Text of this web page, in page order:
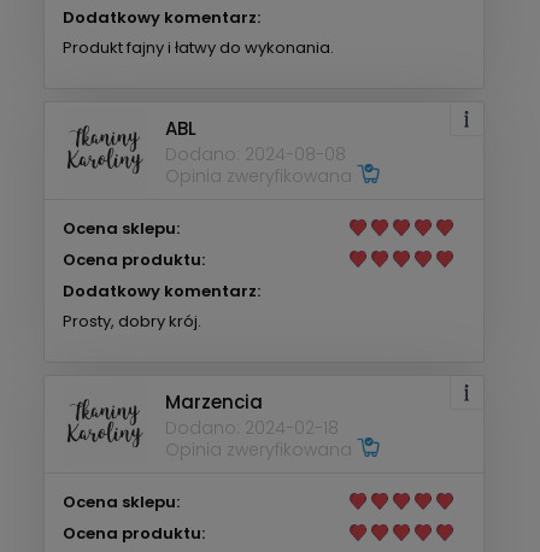
Dodatkowy komentarz:
Produkt fajny i łatwy do wykonania.
ABL
Dodano: 2024-08-08
Opinia zweryfikowana
Ocena sklepu:
Ocena produktu:
Dodatkowy komentarz:
Prosty, dobry krój.
Marzencia
Dodano: 2024-02-18
Opinia zweryfikowana
Ocena sklepu:
Ocena produktu: